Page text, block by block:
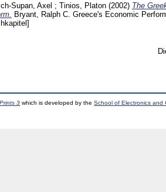
Supan, Axel ; Tinios, Platon (2002) The
Bryant, Ralph C. Greece's Economic
3 which is developed by theSchool of Electronics and